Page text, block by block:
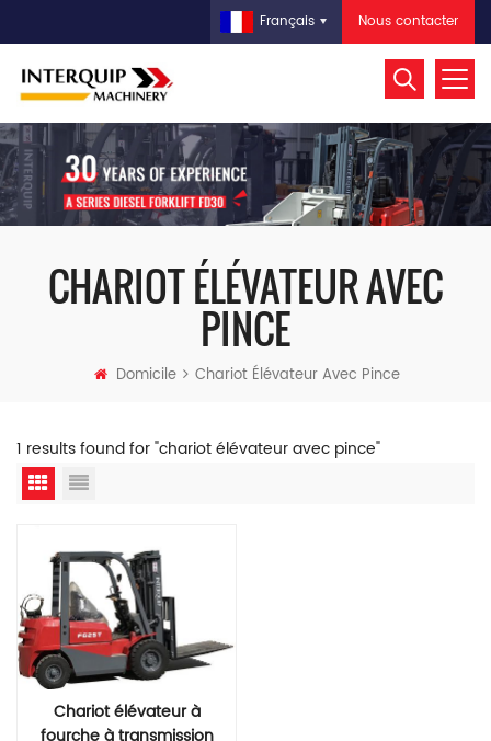
Nous contacter
Français
CHARIOT ÉLÉVATEUR AVEC
PINCE
Domicile Chariot Élévateur Avec Pince
1 results found for "chariot élévateur avec pince"
Chariot élévateur à
fourche à transmission